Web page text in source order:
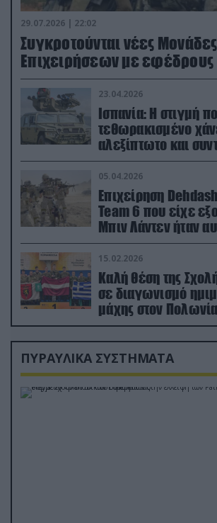
29.07.2026 | 22:02
Συγκροτούνται νέες
Επιχειρήσεων με εφέδρους
23.04.2026
Ισπανία: Η στιγμή
τεθωρακισμένο
αλεξίπτωτο και
ορμή στο έδαφος
05.04.2026
Επιχείρηση
Team 6 που είχε
Μπιν Λάντεν ήταν
διέσωσε τον πιλότο
15.02.2026
Καλή θέση της
σε διαγωνισμό
μάχης στον Πολωνία
ΠΥΡΑΥΛΙΚΑ ΣΥΣΤΗΜΑΤΑ